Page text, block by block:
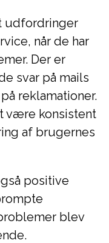
udfordringer
når de har
Der er
svar på mails
reklamationer.
være konsistent
af brugernes
positive
blev